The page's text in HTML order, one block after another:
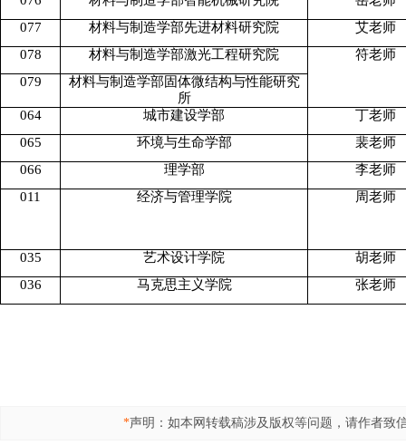
077
材料与制造学部先进材料研究院
艾老师
078
材料与制造学部激光工程研究院
符老师
079
材料与制造学部固体微结构与性能研究
所
064
城市建设学部
丁老师
065
环境与生命学部
裴老师
066
理学部
李老师
011
经济与管理学院 周老师
035 艺术设计学院
胡老师
036
马克思主义学院 张老师
*声明：如本网转载稿涉及版权等问题，请作者致